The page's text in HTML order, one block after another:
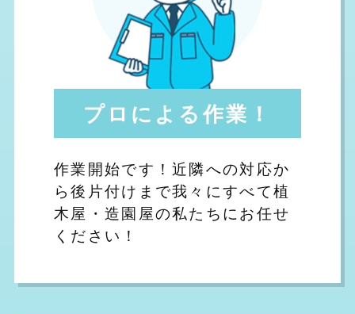
プロによる作業！
作業開始です！近隣への対応か
ら後片付けまで我々にすべて植
木屋・造園屋の私たちにお任せ
ください！